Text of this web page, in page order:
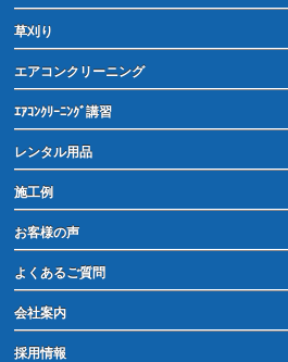
草刈り
エアコンクリーニング
ｴｱｺﾝｸﾘｰﾆﾝｸﾞ講習
レンタル用品
施工例
お客様の声
よくあるご質問
会社案内
採用情報